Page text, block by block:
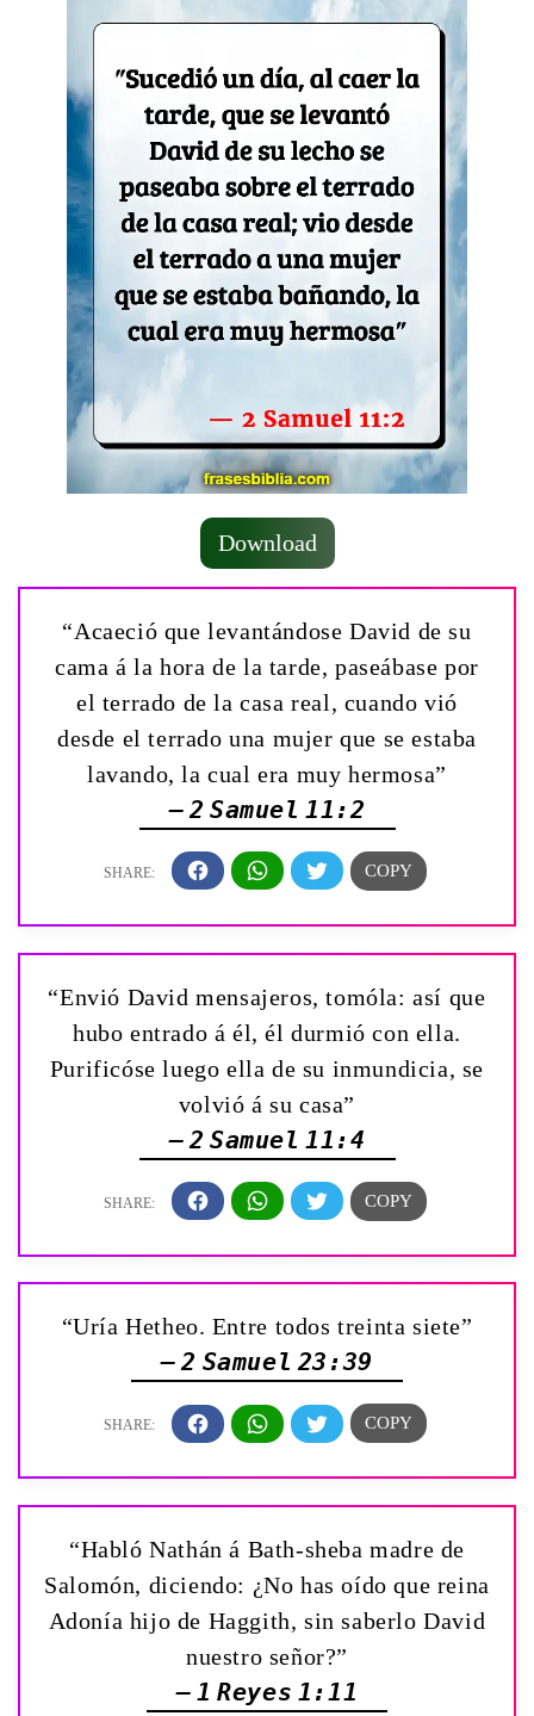
Download
“Acaeció que levantándose David de su
cama á la hora de la tarde, paseábase por
el terrado de la casa real, cuando vió
desde el terrado una mujer que se estaba
lavando, la cual era muy hermosa”
— 2 Samuel 11:2
“Envió David mensajeros, tomóla: así que
hubo entrado á él, él durmió con ella.
Purificóse luego ella de su inmundicia, se
volvió á su casa”
— 2 Samuel 11:4
“Uría Hetheo. Entre todos treinta siete”
— 2 Samuel 23:39
“Habló Nathán á Bath-sheba madre de
Salomón, diciendo: ¿No has oído que reina
Adonía hijo de Haggith, sin saberlo David
nuestro señor?”
— 1 Reyes 1:11